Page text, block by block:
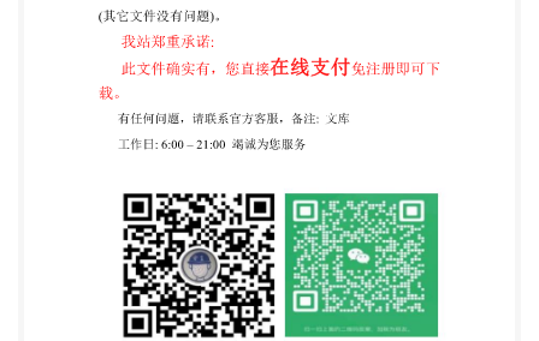
有 相应的ISO标准可采用，而ISO2810也还是1974年
发布的版本，没有进行修订。故根据 上述两个标准而
修订成本标准《涂层自然气候曝露试验方法》。 本标
准的修订以GB/T1767为主要依据，同时遵循
如材料和仪器、底材的规格要求和处理方法，因已有
新的国家标准可引 用而取消。采用了GB/T9276的曝
露角度、样板的抛光、划痕腐蚀试验等内容，取消了
大气 污染物的测定。 本标准自生效之日起，代替